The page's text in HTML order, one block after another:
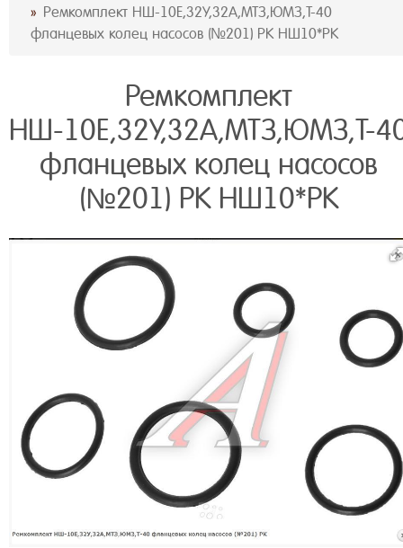
Ремкомплект НШ-10Е,32У,32А,МТЗ,ЮМЗ,Т-40
фланцевых колец насосов (№201) РК НШ10*РК
Ремкомплект
НШ-10Е,32У,32А,МТЗ,ЮМЗ,Т-
фланцевых колец насосов
(№201) РК НШ10*РК